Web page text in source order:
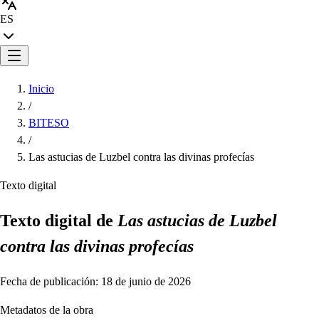
ES
Inicio
/
BITESO
/
Las astucias de Luzbel contra las divinas profecías
Texto digital
Texto digital de Las astucias de Luzbel
contra las divinas profecías
Fecha de publicación: 18 de junio de 2026
Metadatos de la obra